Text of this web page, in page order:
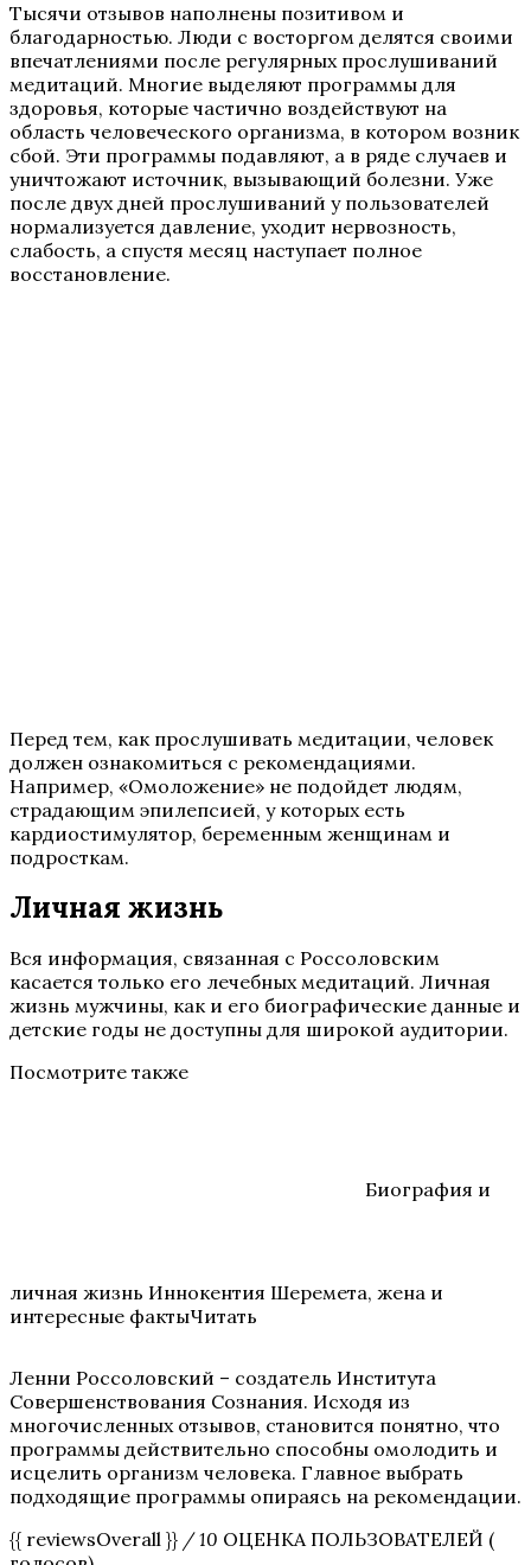
Тысячи отзывов наполнены позитивом и
благодарностью. Люди с восторгом делятся своими
впечатлениями после регулярных прослушиваний
медитаций. Многие выделяют программы для
здоровья, которые частично воздействуют на
область человеческого организма, в котором возник
сбой. Эти программы подавляют, а в ряде случаев и
уничтожают источник, вызывающий болезни. Уже
после двух дней прослушиваний у пользователей
нормализуется давление, уходит нервозность,
слабость, а спустя месяц наступает полное
восстановление.
Перед тем, как прослушивать медитации, человек
должен ознакомиться с рекомендациями.
Например, «Омоложение» не подойдет людям,
страдающим эпилепсией, у которых есть
кардиостимулятор, беременным женщинам и
подросткам.
Личная жизнь
Вся информация, связанная с Россоловским
касается только его лечебных медитаций. Личная
жизнь мужчины, как и его биографические данные и
детские годы не доступны для широкой аудитории.
Посмотрите также
Биография и
личная жизнь Иннокентия Шеремета, жена и
интересные фактыЧитать
Ленни Россоловский – создатель Института
Совершенствования Сознания. Исходя из
многочисленных отзывов, становится понятно, что
программы действительно способны омолодить и
исцелить организм человека. Главное выбрать
подходящие программы опираясь на рекомендации.
{{ reviewsOverall }} / 10 ОЦЕНКА ПОЛЬЗОВАТЕЛЕЙ (